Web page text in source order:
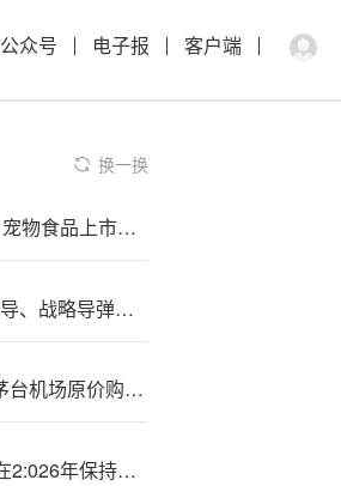
公众号 电子报 客户端
换一换
“毛孩子”:经济火{热} 宠物食品上市公司业绩提升 多家企业跨界“掘金”
高超声速{、}防空反导、战略导弹……我军新一代武器装备将集中亮相
两个?月上调4次，茅台机场原价购酒中签率提升至90%，“飞天”市场价持续下滑
美银证!券：日元料在2:026年保持疲弱走势